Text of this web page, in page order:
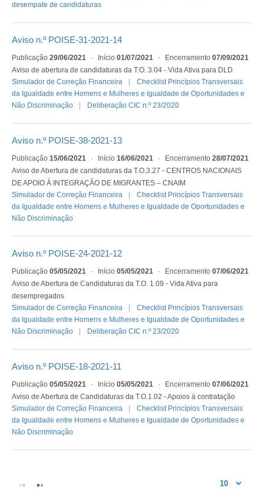
desempate de candidaturas
Aviso n.º POISE-31-2021-14
Publicação 29/06/2021 · Início 01/07/2021 · Encerramento 07/09/2021
Aviso de abertura de candidaturas da T.O. 3.04 - Vida Ativa para DLD
Simulador de Correção Financeira
Checklist Princípios Transversais
da Igualdade entre Homens e Mulheres e Igualdade de Oportunidades e
Não Discriminação
Deliberação CIC n.º 23/2020
Aviso n.º POISE-38-2021-13
Publicação 15/06/2021 · Início 16/06/2021 · Encerramento 28/07/2021
Aviso de Abertura de candidaturas da T.O.3.27 - CENTROS NACIONAIS
DE APOIO À INTEGRAÇÃO DE MIGRANTES – CNAIM
Simulador de Correção Financeira
Checklist Princípios Transversais
da Igualdade entre Homens e Mulheres e Igualdade de Oportunidades e
Não Discriminação
Aviso n.º POISE-24-2021-12
Publicação 05/05/2021 · Início 05/05/2021 · Encerramento 07/06/2021
Aviso de Abertura de Candidaturas da T.O. 1.09 - Vida Ativa para
desempregados
Simulador de Correção Financeira
Checklist Princípios Transversais
da Igualdade entre Homens e Mulheres e Igualdade de Oportunidades e
Não Discriminação
Deliberação CIC n.º 23/2020
Aviso n.º POISE-18-2021-11
Publicação 05/05/2021 · Início 05/05/2021 · Encerramento 07/06/2021
Aviso de Abertura de Candidaturas da T.O.1.02 - Apoios à contratação
Simulador de Correção Financeira
Checklist Princípios Transversais
da Igualdade entre Homens e Mulheres e Igualdade de Oportunidades e
Não Discriminação